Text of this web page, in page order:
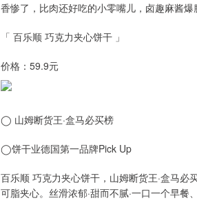
香惨了，比肉还好吃的小零嘴儿，卤趣麻酱
「 百乐顺 巧克力夹心饼干 」
价格：59.9元
◯ 山姆断货王·盒马必买榜
◯饼干业德国第一品牌Pick Up
百乐顺 巧克力夹心饼干，山姆断货王·盒马必
可脂夹心。丝滑浓郁·甜而不腻·一口一个早餐